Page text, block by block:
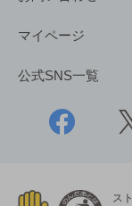
マイページ
公式SNS一覧
ス